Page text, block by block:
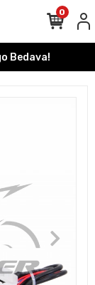
Bedava!
0